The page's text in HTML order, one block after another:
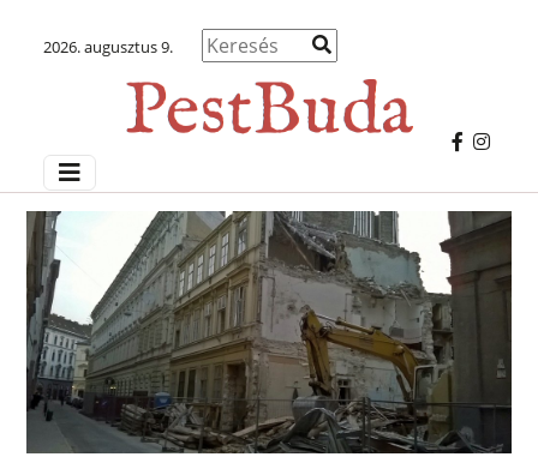
2026. augusztus 9.